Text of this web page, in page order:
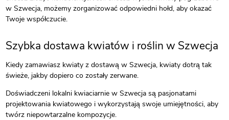
w Szwecja, możemy zorganizować odpowiedni hołd, aby okazać
Twoje współczucie.
Szybka dostawa kwiatów i roślin w Szwecja
Kiedy zamawiasz kwiaty z dostawą w Szwecja, kwiaty dotrą tak
świeże, jakby dopiero co zostały zerwane.
Doświadczeni lokalni kwiaciarnie w Szwecja są pasjonatami
projektowania kwiatowego i wykorzystają swoje umiejętności, aby
twórz niepowtarzalne kompozycje.